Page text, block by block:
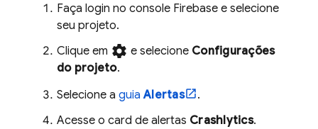
Faça login no console Firebase e selecione
seu projeto.
Clique em settings e selecione Configurações
do projeto.
Selecione a guiaAlertas
.
Acesse o card de alertas Crashlytics.